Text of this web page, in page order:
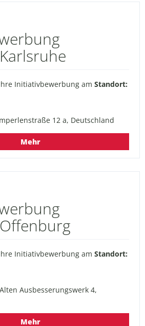
Initiativbewerbung am Standort:
12 a, Deutschland
Mehr
Initiativbewerbung am Standort:
Ausbesserungswerk 4,
Mehr